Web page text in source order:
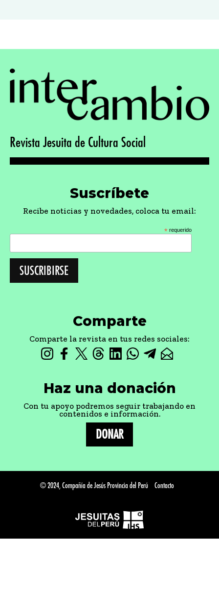
Revista Jesuita de Cultura Social
Suscríbete
Recibe noticias y novedades, coloca tu email:
* requerido
Comparte
Comparte la revista en tus redes sociales:
Haz una donación
Con tu apoyo podremos seguir trabajando en
contenidos e información.
DONAR
© 2024, Compañía de Jesús Provincia del Perú Contacto